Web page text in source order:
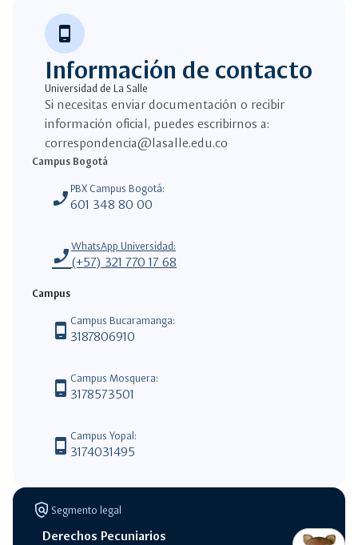
switch_access_shortcut Opciones Rápidas close
phone_android
Información de contacto
Universidad de La Salle
Si necesitas enviar documentación o recibir
información oficial, puedes escribirnos a:
correspondencia@lasalle.edu.co
Campus Bogotá
phone_enabled PBX Campus Bogotá:
601 348 80 00
phone_enabled WhatsApp Universidad:
(+57) 321 770 17 68
Campus
phone_android Campus Bucaramanga:
3187806910
phone_android Campus Mosquera:
3178573501
phone_android Campus Yopal:
3174031495
policy Segmento legal
Derechos Pecuniarios